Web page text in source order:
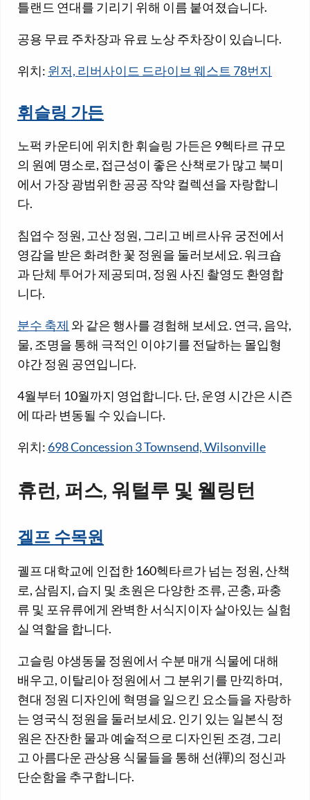
틀랜드 연대를 기리기 위해 이름 붙여졌습니다.
공용 무료 주차장과 유료 노상 주차장이 있습니다.
위치: 윈저, 리버사이드 드라이브 웨스트 78번지
휘슬링 가든
노퍽 카운티에 위치한 휘슬링 가든은 9헥타르 규모
의 원예 명소로, 접근성이 좋은 산책로가 많고 북미
에서 가장 광범위한 공공 작약 컬렉션을 자랑합니
다.
침엽수 정원, 고산 정원, 그리고 베르사유 궁전에서
영감을 받은 화려한 꽃 정원을 둘러보세요. 워크숍
과 단체 투어가 제공되며, 정원 사진 촬영도 환영합
니다.
분수 축제 와 같은 행사를 경험해 보세요. 연극, 음악,
물, 조명을 통해 극적인 이야기를 전달하는 몰입형
야간 정원 공연입니다.
4월부터 10월까지 영업합니다. 단, 운영 시간은 시즌
에 따라 변동될 수 있습니다.
위치: 698 Concession 3 Townsend, Wilsonville
휴런, 퍼스, 워털루 및 웰링턴
겔프 수목원
궬프 대학교에 인접한 160헥타르가 넘는 정원, 산책
로, 삼림지, 습지 및 초원은 다양한 조류, 곤충, 파충
류 및 포유류에게 완벽한 서식지이자 살아있는 실험
실 역할을 합니다.
고슬링 야생동물 정원에서 수분 매개 식물에 대해
배우고, 이탈리아 정원에서 그 분위기를 만끽하며,
현대 정원 디자인에 혁명을 일으킨 요소들을 자랑하
는 영국식 정원을 둘러보세요. 인기 있는 일본식 정
원은 잔잔한 물과 예술적으로 디자인된 조경, 그리
고 아름다운 관상용 식물들을 통해 선(禪)의 정신과
단순함을 추구합니다.